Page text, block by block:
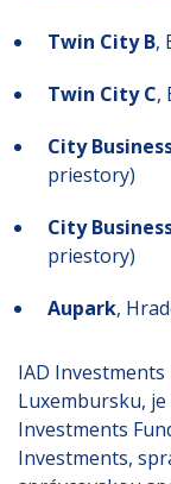
Twin City B,
Twin City C,
City
priestory)
City
priestory)
Aupark,
IAD Investments
Luxembursku,
Investments
Investments,